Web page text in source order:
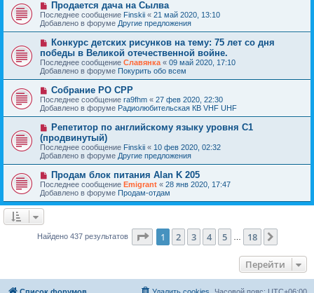
щ
е
н
и
е
с
о
о
б
щ
е
н
и
е
Н
о
в
о
е
с
о
о
б
щ
е
и
е
Продается дача на Сылва
Последнее сообщение Finskii « 21 май 2020, 13:10
Добавлено в форуме Другие предложения
Н
о
в
о
е
с
о
о
б
щ
е
н
и
е
Конкурс детских рисунков на тему: 75 лет со дня
победы в Великой отечественной войне.
Последнее сообщение Славянка « 09 май 2020, 17:10
Добавлено в форуме Покурить обо всем
Н
о
в
о
е
с
о
о
б
щ
е
н
и
е
Собрание РО СРР
Последнее сообщение ra9fhm « 27 фев 2020, 22:30
Добавлено в форуме Радиолюбительская КВ VHF UHF
Н
в
о
е
с
о
б
щ
е
Репетитор по английскому языку уровня С1
(продвинутый)
Последнее сообщение Finskii « 10 фев 2020, 02:32
Добавлено в форуме Другие предложения
Н
о
в
о
е
о
б
Продам блок питания Alan K 205
Последнее сообщение Emigrant « 28 янв 2020, 17:47
Добавлено в форуме Продам-отдам
Найдено 437 результатов Страница из 18
1 2 3 4 5 18
Перейти
Список форумов Часовой пояс: UTC+06:00
Удалить cookies